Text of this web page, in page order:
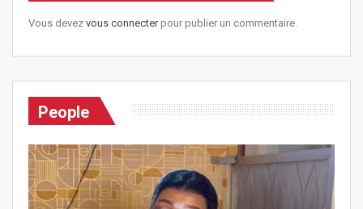
Vous devez vous connecterpour publier un commentaire.
People